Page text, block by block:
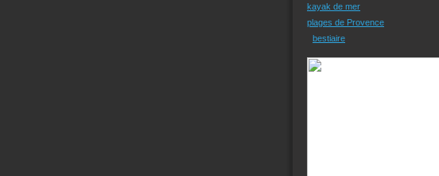
kayak de mer
plages de Provence
bestiaire